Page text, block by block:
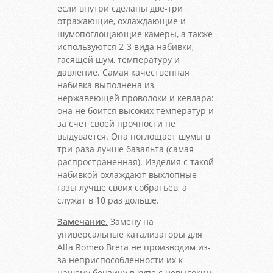
если внутри сделаны две-три
отражающие, охлаждающие и
шумопоглощающие камеры, а также
используются 2-3 вида набивки,
гасящей шум, температуру и
давление. Самая качественная
набивка выполнена из
нержавеющей проволоки и кевлара:
она не боится высоких температур и
за счет своей прочности не
выдувается. Она поглощает шумы в
три раза лучше базальта (самая
распространенная). Изделия с такой
набивкой охлаждают выхлопные
газы лучше своих собратьев, а
служат в 10 раз дольше.
Замечание. Замену на
универсальные катализаторы для
Alfa Romeo Brera не производим из-
за неприспособленности их к